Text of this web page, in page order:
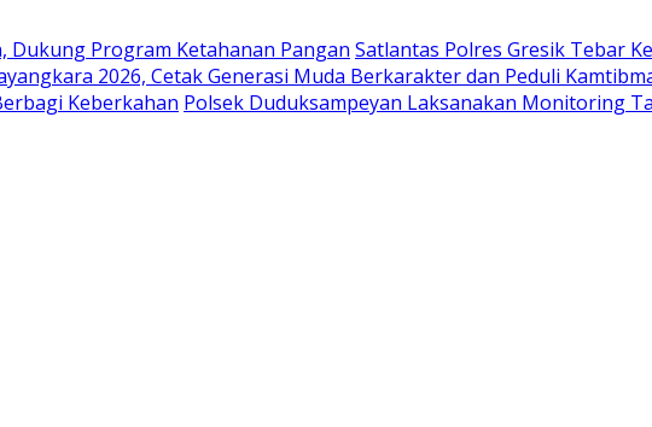
Dukung Program Ketahanan Pangan Satlantas Polres Gresik Tebar
2026, Cetak Generasi Muda Berkarakter dan Peduli
Keberkahan Polsek Duduksampeyan Laksanakan Monitoring